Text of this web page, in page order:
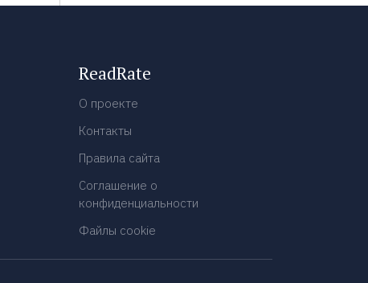
ReadRate
О проекте
Контакты
Правила сайта
Соглашение о
конфиденциальности
Файлы cookie